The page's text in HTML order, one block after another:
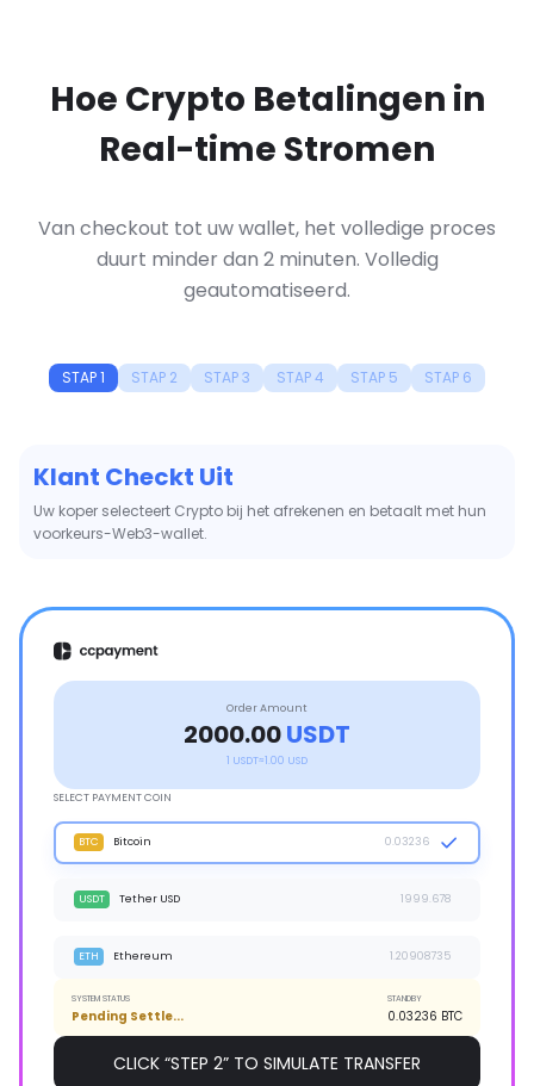
Hoe Crypto Betalingen in
Real-time Stromen
Van checkout tot uw wallet, het volledige proces
duurt minder dan 2 minuten. Volledig
geautomatiseerd.
STAP 1 STAP 2 STAP 3 STAP 4 STAP 5 STAP 6
Directe On-chain Detectie
CCPayment detecteert en bevestigt de blockchain-transactie in
seconden.
Order Amount
2000.00 USDT
1 USDT≈1.00 USD
ON-CHAIN TRANSACTION DETECTED